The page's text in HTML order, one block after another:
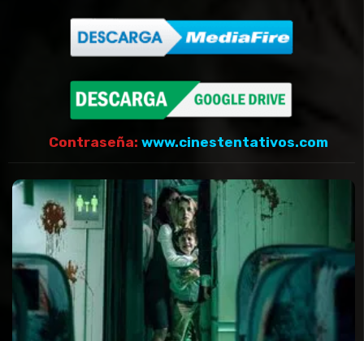
Contraseña: www.cinestentativos.com